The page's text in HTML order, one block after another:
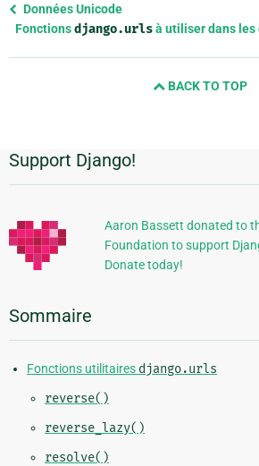
Previous
page
Données Unicode
Fonctionsdjango.urlsà utiliser dans les
BACK TO TOP
Informations
Support Django!
Aaron Bassett donated to
Foundation to support
Donate today!
Sommaire
Fonctions utilitaires django.urls
reverse()
reverse_lazy()
resolve()